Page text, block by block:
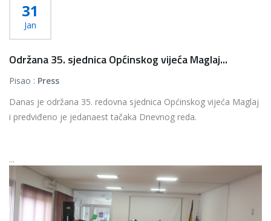
31
Jan
Održana 35. sjednica Općinskog vijeća Maglaj...
Pisao : Press
Danas je održana 35. redovna sjednica Općinskog vijeća Maglaj
i predviđeno je jedanaest tačaka Dnevnog reda.
...
Više...